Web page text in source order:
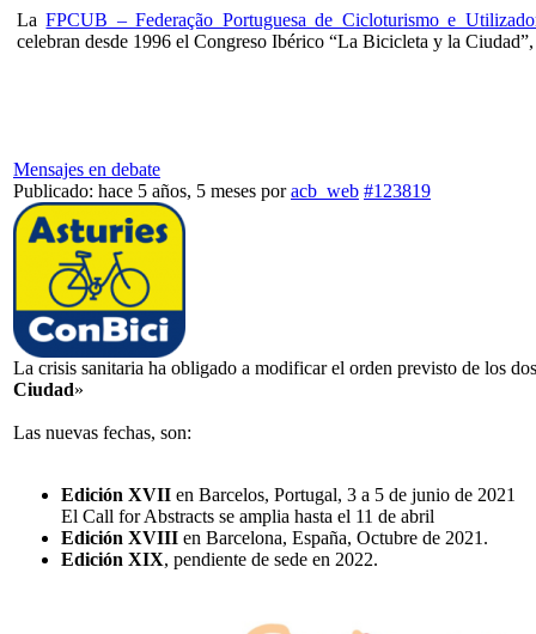
LaFPCUB – Federação Portuguesa de Cicloturismo e
celebran desde 1996 el Congreso Ibérico “La Bicicleta y la
Mensajes en debate
Publicado: hace 5 años, 5 meses poracb_web #123819
La crisis sanitaria ha obligado a modificar el orden previsto de los
Ciudad»
Las nuevas fechas, son:
Edición XVII en Barcelos, Portugal, 3 a 5 de junio de 2021
El Call for Abstracts se amplia hasta el 11 de abril
Edición XVIII en Barcelona, España, Octubre de 2021.
Edición XIX, pendiente de sede en 2022.